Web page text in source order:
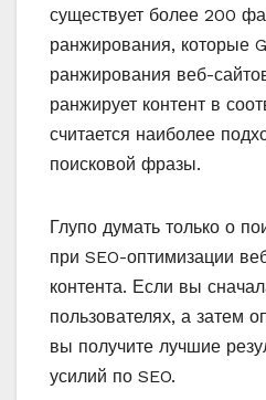
существует более 200
ранжирования, которые
ранжирования веб-
ранжирует контент в
считается наиболее
поисковой фразы.
Глупо думать только о
при SEO-оптимизации
контента. Если вы
пользователях, а затем
вы получите лучшие
усилий по SEO.